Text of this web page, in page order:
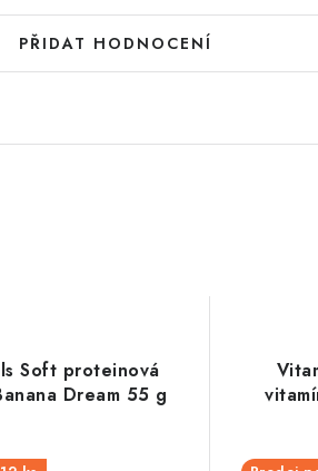
PŘIDAT HODNOCENÍ
Soft proteinová
Dream 55 g